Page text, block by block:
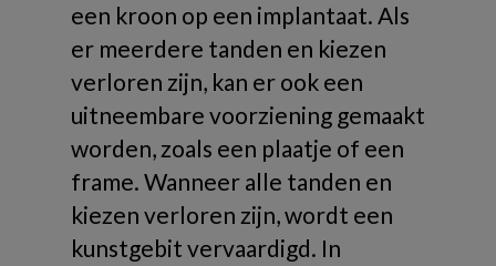
een kroon op een implantaat. Als
er meerdere tanden en kiezen
verloren zijn, kan er ook een
uitneembare voorziening gemaakt
worden, zoals een plaatje of een
frame. Wanneer alle tanden en
kiezen verloren zijn, wordt een
kunstgebit vervaardigd. In